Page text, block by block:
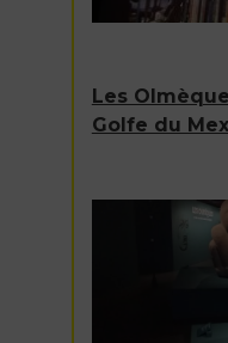
Les
Golfe du